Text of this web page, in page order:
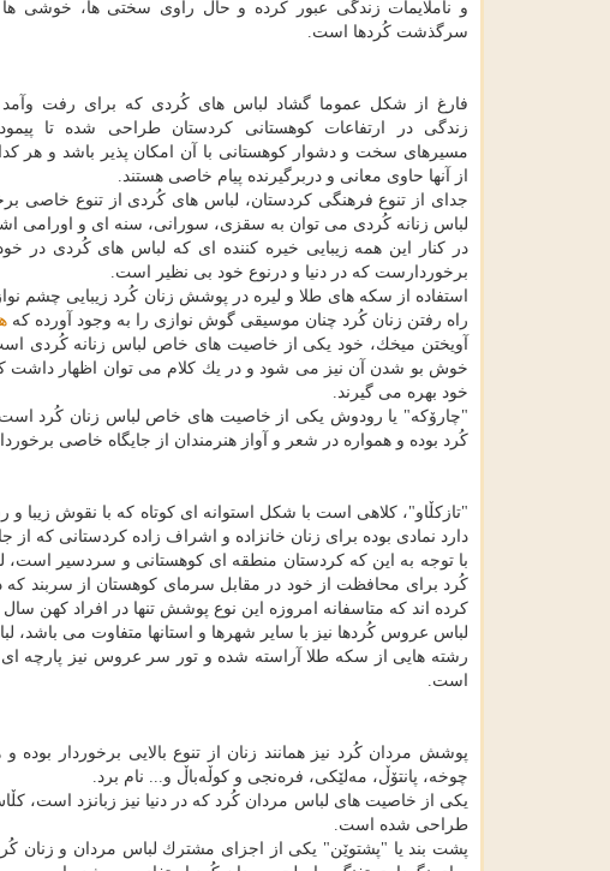
و ناملایمات زندگی عبور كرده و حال راوی سختی ها، خوشی
سرگذشت كُردها است.
فارغ از شكل عموما گشاد لباس های كُردی كه برای رفت
زندگی در ارتفاعات كوهستانی كردستان طراحی شده تا
مسیرهای سخت و دشوار كوهستانی با آن امكان پذیر باشد و هر
از آنها حاوی معانی و دربرگیرنده پیام خاصی هستند.
جدای از تنوع فرهنگی كردستان، لباس های كُردی از تنوع خاصی
لباس زنانه كُردی می توان به سقزی، سورانی، سنه ای و اورامی
در كنار این همه زیبایی خیره كننده ای كه لباس های كُردی در
برخوردارست كه در دنیا و درنوع خود بی نظیر است.
استفاده از سكه های طلا و لیره در پوشش زنان كُرد زیبایی چشم
راه رفتن زنان كُرد چنان موسیقی گوش نوازی را به وجود آورده كه
آویختن میخك، خود یكی از خاصیت های خاص لباس زنانه كُردی
خوش بو شدن آن نیز می شود و در یك كلام می توان اظهار داشت
خود بهره می گیرند.
"چارۆكە" یا رودوش یكی از خاصیت های خاص لباس زنان كُرد است
كُرد بوده و همواره در شعر و آواز هنرمندان از جایگاه خاصی
"تازكڵاو"، كلاهی است با شكل استوانه ای كوتاه كه با نقوش
دارد نمادی بوده برای زنان خانزاده و اشراف زاده كردستانی كه از
با توجه به این كه كردستان منطقه ای كوهستانی و سردسیر
كُرد برای محافظت از خود در مقابل سرمای كوهستان از سربند
كرده اند كه متاسفانه امروزه این نوع پوشش تنها در افراد كهن
لباس عروس كُردها نیز با سایر شهرها و استانها متفاوت می باشد،
رشته هایی از سكه طلا آراسته شده و تور سر عروس نیز پارچه ای
است.
پوشش مردان كُرد نیز همانند زنان از تنوع بالایی برخوردار
چوخه، پانتۆڵ، مەلێكی، فرەنجی و كوڵەباڵ و... نام برد.
یكی از خاصیت های لباس مردان كُرد كه در دنیا نیز زبانزد
طراحی شده است.
پشت بند یا "پشتوێن" یكی از اجزای مشترك لباس مردان و زنان